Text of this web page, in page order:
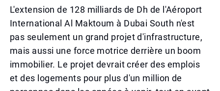
L'extension de 128 milliards de Dh de l'Aéroport
International Al Maktoum à Dubai South n'est
pas seulement un grand projet d'infrastructure,
mais aussi une force motrice derrière un boom
immobilier. Le projet devrait créer des emplois
et des logements pour plus d'un million de